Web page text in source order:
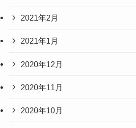
2021年2月
2021年1月
2020年12月
2020年11月
2020年10月